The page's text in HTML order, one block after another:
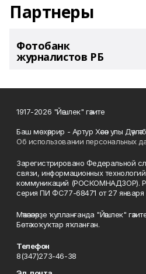
Партнеры
Фотобанк
журналистов РБ
1917-2026 "Йәшлек" гәзите
Баш мөхәррир - Артур Хәсән улы
Об использовании персональных
Зарегистрировано Федеральной
связи, информационных
коммуникаций (РОСКОМНАДЗОР).
серия ПИ ФС77-68471 от 27 января
Мәҡәләләрҙе ҡулланғанда "Йәшлек"
Бөтә хоҡуҡтар яҡланған.
Телефон
8(347)273-46-38